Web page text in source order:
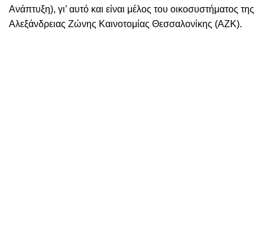
Ανάπτυξη), γι’ αυτό και είναι μέλος του οικοσυστήματος της
Αλεξάνδρειας Ζώνης Καινοτομίας Θεσσαλονίκης (ΑΖΚ).